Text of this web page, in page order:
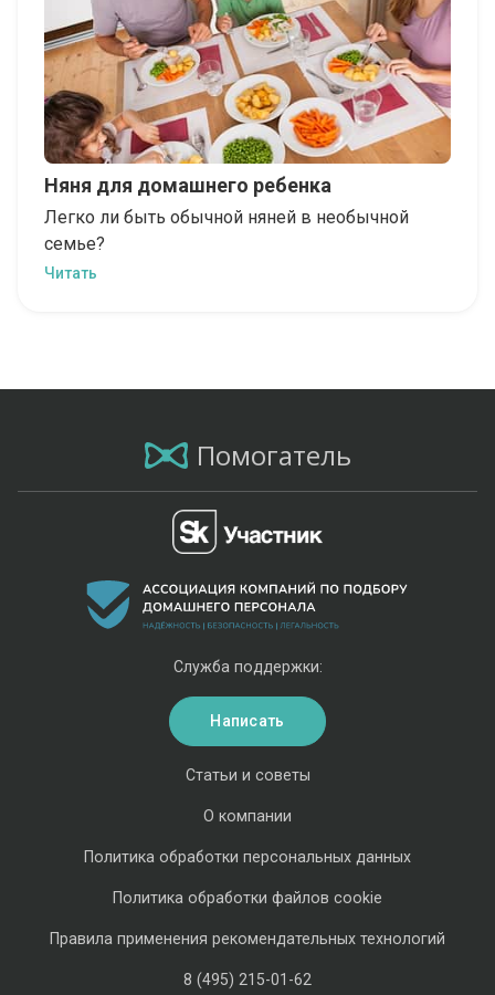
Няня для домашнего ребенка
Легко ли быть обычной няней в необычной
семье?
Читать
Помогатель
Статьи и советы
О компании
Политика обработки персональных данных
Политика обработки файлов cookie
Правила применения рекомендательных технологий
8 (495) 215-01-62
Служба поддержки:
Написать